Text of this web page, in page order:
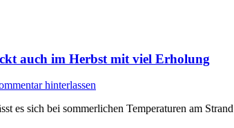
auch im Herbst mit viel Erholung
hinterlassen
es sich bei sommerlichen Temperaturen am